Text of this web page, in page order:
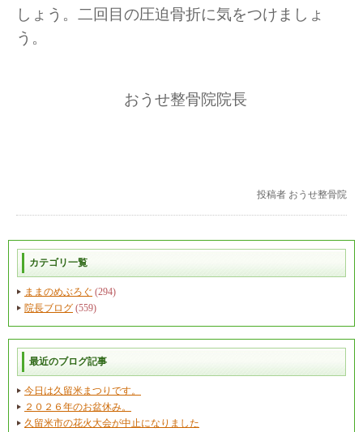
しょう。二回目の圧迫骨折に気をつけましょ
う。
おうせ整骨院院長
投稿者 おうせ整骨院
カテゴリ一覧
ままのめぶろぐ (294)
院長ブログ (559)
最近のブログ記事
今日は久留米まつりです。
２０２６年のお盆休み。
久留米市の花火大会が中止になりました